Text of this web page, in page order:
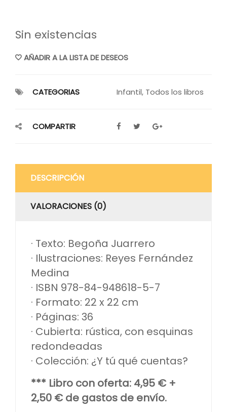
Sin existencias
AÑADIR A LA LISTA DE DESEOS
CATEGORIAS Infantil, Todos los libros
COMPARTIR
DESCRIPCIÓN
VALORACIONES (0)
· Texto: Begoña Juarrero
· Ilustraciones: Reyes Fernández
Medina
· ISBN 978-84-948618-5-7
· Formato: 22 x 22 cm
· Páginas: 36
· Cubierta: rústica, con esquinas
redondeadas
· Colección: ¿Y tú qué cuentas?
*** Libro con oferta: 4,95 € +
2,50 € de gastos de envío.